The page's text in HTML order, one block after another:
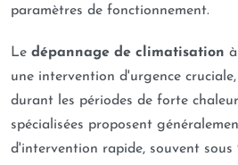
paramètres de fonctionnement.
Le dépannage de climatisation
une intervention d'urgence
durant les périodes de forte
spécialisées proposent
d'intervention rapide, souvent sous